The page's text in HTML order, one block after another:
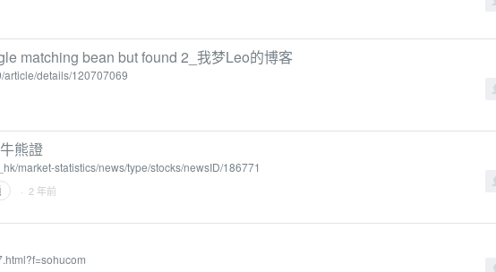
matching bean but found 2_我梦Leo的博客
article/details/120707069
熊證
market-statistics/news/type/stocks/newsID/186771
· 2 年前